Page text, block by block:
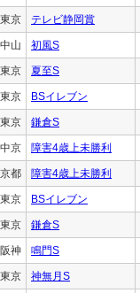
東京 テレビ静岡賞
中山 初風S
東京 夏至S
東京 BSイレブン
東京 鎌倉S
中京 障害4歳上未勝利
京都 障害4歳上未勝利
東京 BSイレブン
東京 鎌倉S
阪神 鳴門S
東京 神無月S